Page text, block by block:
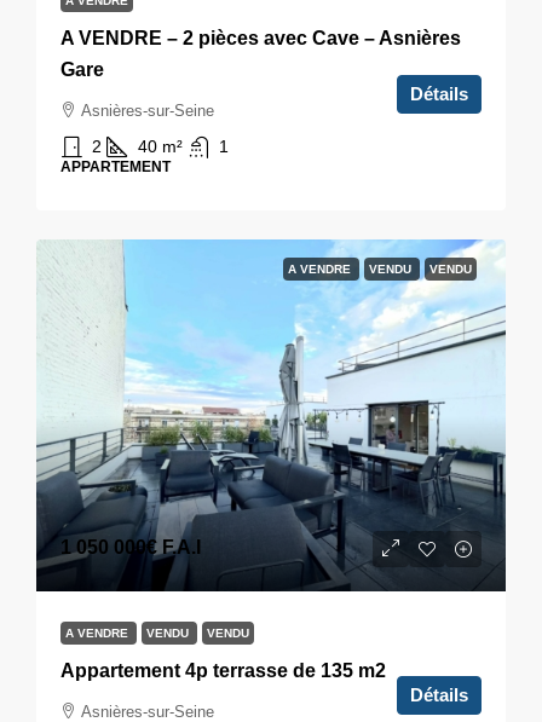
A VENDRE – 2 pièces avec Cave – Asnières
Gare
Asnières-sur-Seine
2 40 m² 1
APPARTEMENT
Détails
A VENDRE VENDU VENDU
1 050 000€ F.A.I
A VENDRE VENDU VENDU
Appartement 4p terrasse de 135 m2
Asnières-sur-Seine
Détails